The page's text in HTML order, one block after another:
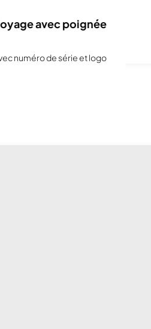
avec poignée
numéro de série et logo